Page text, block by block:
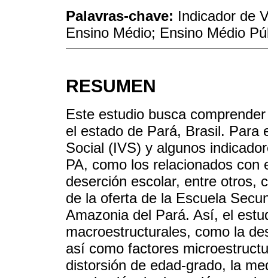
Palavras-chave: Indicador de
Ensino Médio; Ensino Médio
RESUMEN
Este estudio busca
el estado de Pará, Brasil. Para
Social (IVS) y algunos
PA, como los relacionados
deserción escolar, entre otros,
de la oferta de la Escuela
Amazonia del Pará. Así, el
macroestructurales, como la
así como factores
distorsión de edad-grado, la